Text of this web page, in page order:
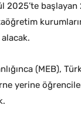
2025’te
(MEB),
yerine